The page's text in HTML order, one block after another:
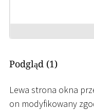
Podgląd (1)
Lewa strona okna
on modyfikowany